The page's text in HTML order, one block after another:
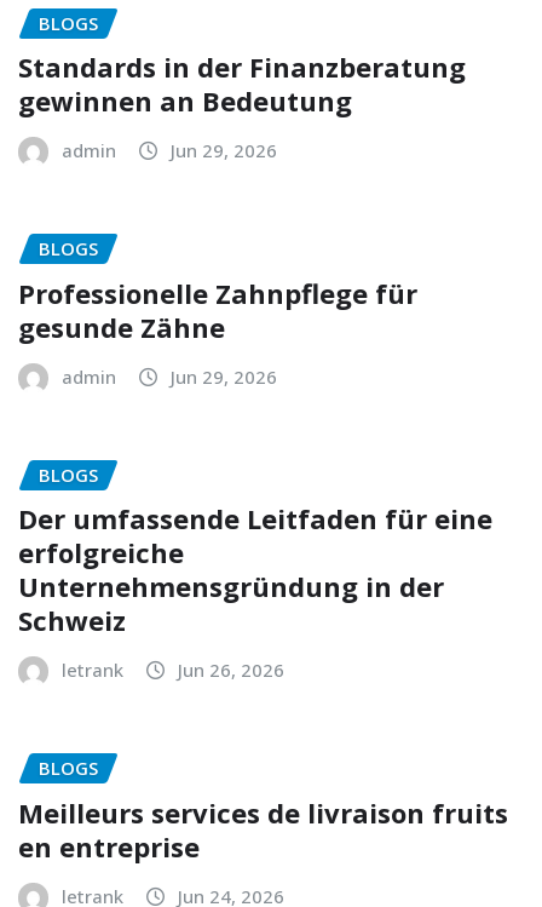
BLOGS
Standards in der Finanzberatung
gewinnen an Bedeutung
admin Jun 29, 2026
BLOGS
Professionelle Zahnpflege für
gesunde Zähne
admin Jun 29, 2026
BLOGS
Der umfassende Leitfaden für eine
erfolgreiche
Unternehmensgründung in der
Schweiz
letrank Jun 26, 2026
BLOGS
Meilleurs services de livraison fruits
en entreprise
letrank Jun 24, 2026